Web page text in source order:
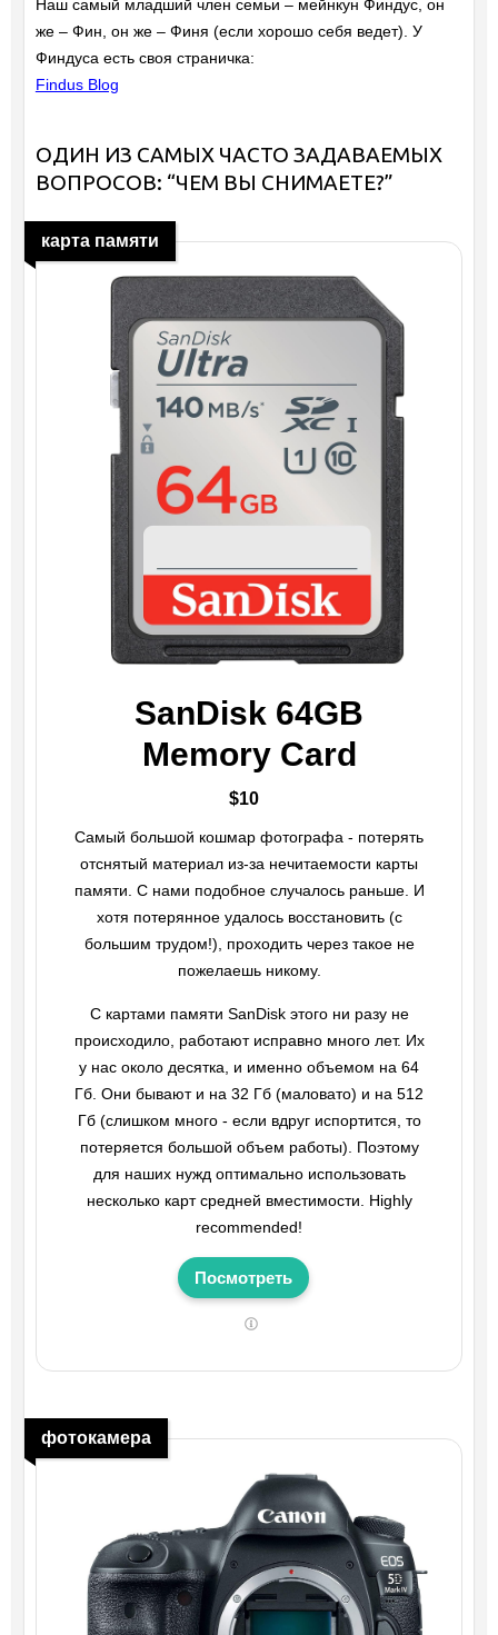
Наш самый младший член семьи – мейнкун Финдус, он
же – Фин, он же – Финя (если хорошо себя ведет). У
Финдуса есть своя страничка:
Findus Blog
ОДИН ИЗ САМЫХ ЧАСТО ЗАДАВАЕМЫХ
ВОПРОСОВ: “ЧЕМ ВЫ СНИМАЕТЕ?”
карта памяти
SanDisk 64GB
Memory Card
$10
Самый большой кошмар фотографа - потерять
отснятый материал из-за нечитаемости карты
памяти. С нами подобное случалось раньше. И
хотя потерянное удалось восстановить (с
большим трудом!), проходить через такое не
пожелаешь никому.
С картами памяти SanDisk этого ни разу не
происходило, работают исправно много лет. Их
у нас около десятка, и именно объемом на 64
Гб. Они бывают и на 32 Гб (маловато) и на 512
Гб (слишком много - если вдруг испортится, то
потеряется большой объем работы). Поэтому
для наших нужд оптимально использовать
несколько карт средней вместимости. Highly
recommended!
Посмотреть
фотокамера